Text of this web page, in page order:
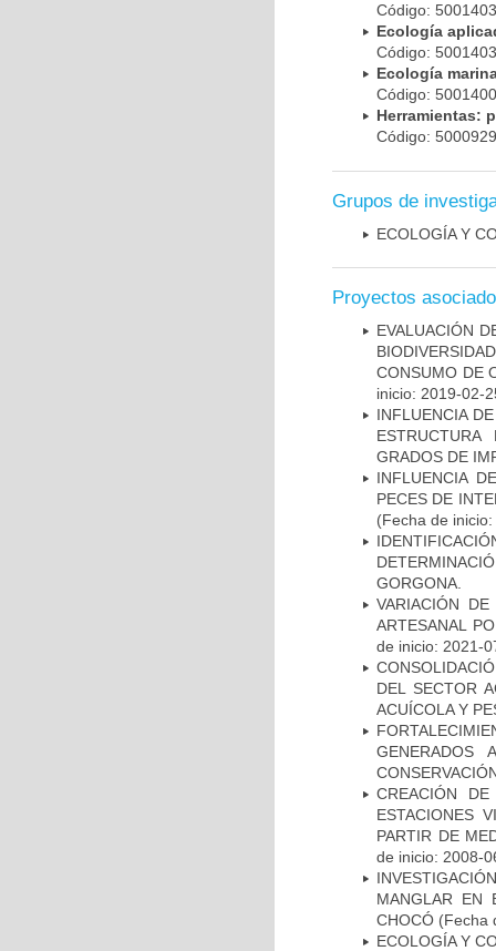
Código:
Ecología
Código:
Ecología
Código:
Herramientas:
Código:
Grupos de
ECOLOGÍA Y
Proyectos
EVALUACIÓN
CONSUMO DE
inicio: 2019-02-
INFLUENCIA
GRADOS DE
INFLUENCIA
PECES DE
(Fecha de
GORGONA.
VARIACIÓN
ARTESANAL
de inicio: 2021-
DEL SECTOR
ACUÍCOLA Y
GENERADOS
CREACIÓN
ESTACIONES
PARTIR DE
de inicio: 2008-
MANGLAR EN
CHOCÓ (Fecha
ECOLOGÍA Y